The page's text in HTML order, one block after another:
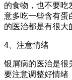
的食物，也不要吃
意多吃一些含有蛋
的医治都是有很大
4、注意情绪
银屑病的医治是很
要注意调整好情绪